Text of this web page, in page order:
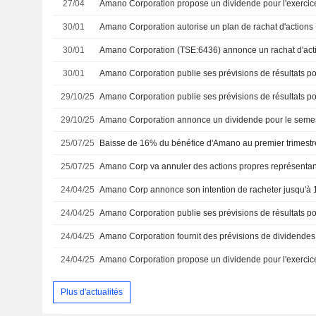
27/04
30/01 Amano Corporation autorise un plan de rachat d'actions
30/01
30/01
29/10/25
29/10/25
25/07/25 Baisse de 16% du bénéfice d'Amano au premier
25/07/25
24/04/25
24/04/25
24/04/25
24/04/25
Plus d'actualités